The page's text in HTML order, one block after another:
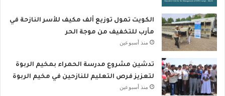
الكويت تمول توزيع ألف مكيف للأسر النازحة في
مأرب للتخفيف من موجة الحر
منذ أسبوعين
تدشين مشروع مدرسة الحمراء بمخيم الربوة
لتعزيز فرص التعليم للنازحين في مخيم الربوة
منذ أسبوعين